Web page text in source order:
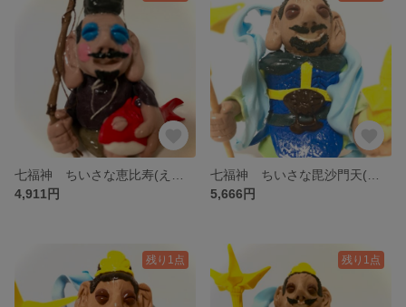
4,911円
5,666円
残り1点 残り1点